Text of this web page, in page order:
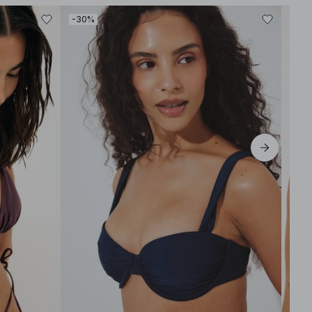
-30%